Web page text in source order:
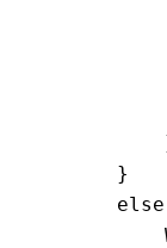
        }
else